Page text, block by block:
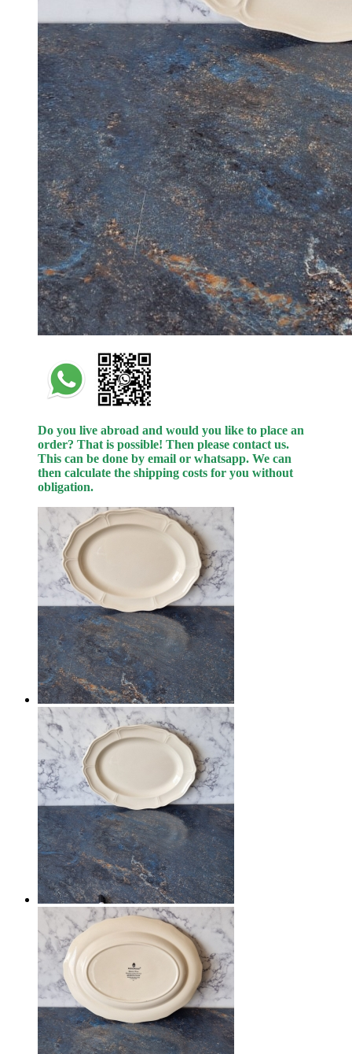
Do you live abroad and would you like to place an
order? That is possible! Then please contact us.
This can be done by email or whatsapp. We can
then calculate the shipping costs for you without
obligation.